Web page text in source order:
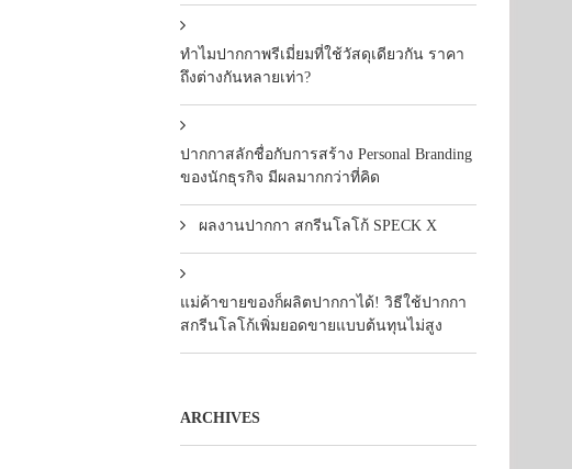
ทำไมปากกาพรีเมี่ยมที่ใช้วัสดุเดียวกัน ราคา
ถึงต่างกันหลายเท่า?
ปากกาสลักชื่อกับการสร้าง Personal Branding
ของนักธุรกิจ มีผลมากกว่าที่คิด
ผลงานปากกา สกรีนโลโก้ SPECK X
แม่ค้าขายของก็ผลิตปากกาได้! วิธีใช้ปากกา
สกรีนโลโก้เพิ่มยอดขายแบบต้นทุนไม่สูง
ARCHIVES